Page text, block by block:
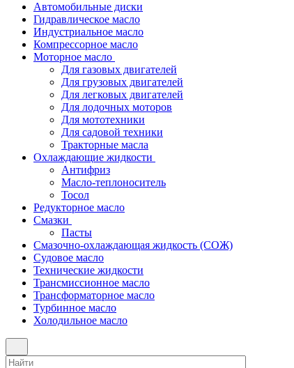
Автомобильные диски
Гидравлическое масло
Индустриальное масло
Компрессорное масло
Моторное масло
Для газовых двигателей
Для грузовых двигателей
Для легковых двигателей
Для лодочных моторов
Для мототехники
Для садовой техники
Тракторные масла
Охлаждающие жидкости
Антифриз
Масло-теплоноситель
Тосол
Редукторное масло
Смазки
Пасты
Смазочно-охлаждающая жидкость (СОЖ)
Судовое масло
Технические жидкости
Трансмиссионное масло
Трансформаторное масло
Турбинное масло
Холодильное масло